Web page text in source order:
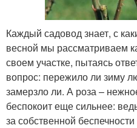
Каждый садовод знает, с
весной мы рассматриваем
своем участке, пытаясь
вопрос: пережило ли зиму
замерзло ли. А роза –
беспокоит еще сильнее:
за собственной